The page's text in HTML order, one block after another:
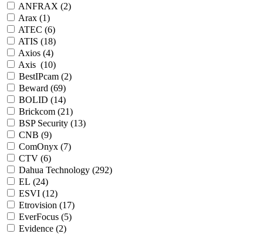
ANFRAX (2)
Arax (1)
ATEC (6)
ATIS (18)
Axios (4)
Axis (10)
BestIPcam (2)
Beward (69)
BOLID (14)
Brickcom (21)
BSP Security (13)
CNB (9)
ComOnyx (7)
CTV (6)
Dahua Technology (292)
EL (24)
ESVI (12)
Etrovision (17)
EverFocus (5)
Evidence (2)